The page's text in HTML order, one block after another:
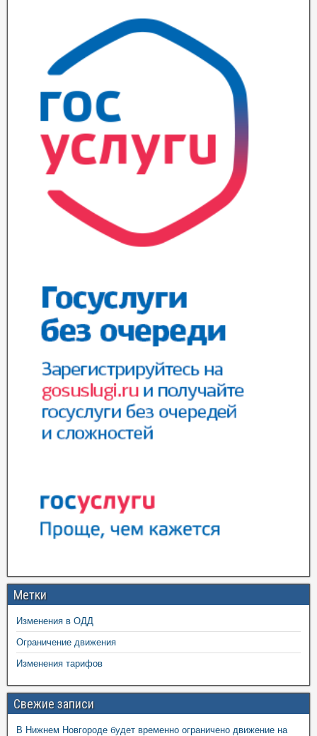
Метки
Изменения в ОДД
Ограничение движения
Изменения тарифов
Свежие записи
В Нижнем Новгороде будет временно ограничено движение на